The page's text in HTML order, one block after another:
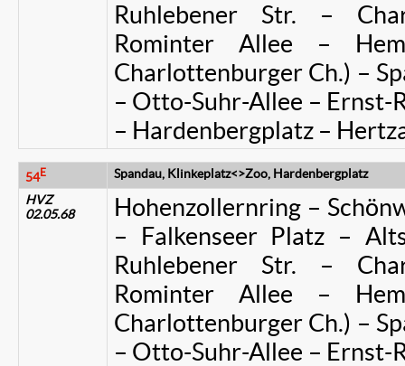
Ruhlebener Str. –
Rominter Allee –
Charlottenburger Ch.) –
– Otto-Suhr-Allee – Ernst-
– Hardenbergplatz –
54E
Spandau, Klinkeplatz<>Zoo, Hardenbergplatz
HVZ
02.05.68
Hohenzollernring –
– Falkenseer Platz –
Ruhlebener Str. –
Rominter Allee –
Charlottenburger Ch.) –
– Otto-Suhr-Allee – Ernst-